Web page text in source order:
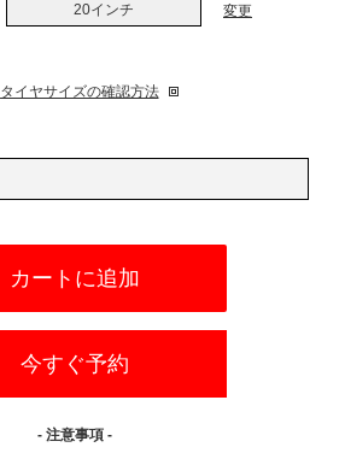
20インチ 変更
タイヤサイズの確認方法
カートに追加
今すぐ予約
- 注意事項 -